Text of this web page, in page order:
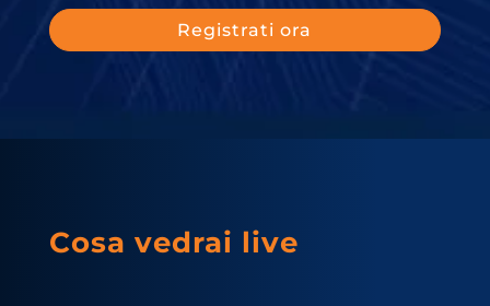
Registrati ora
Cosa vedrai live